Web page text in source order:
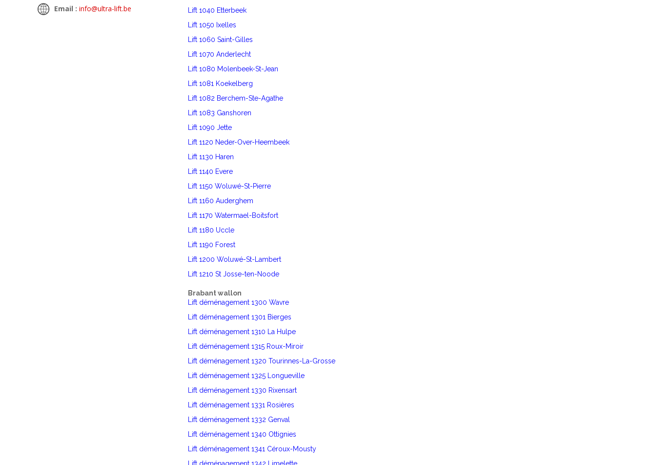
Lift 1040 Etterbeek
Lift 1050 Ixelles
Lift 1060 Saint-Gilles
Lift 1070 Anderlecht
Lift 1080 Molenbeek-St-Jean
Lift 1081 Koekelberg
Lift 1082 Berchem-Ste-Agathe
Lift 1083 Ganshoren
Lift 1090 Jette
Lift 1120 Neder-Over-Heembeek
Lift 1130 Haren
Lift 1140 Evere
Lift 1150 Woluwé-St-Pierre
Lift 1160 Auderghem
Lift 1170 Watermael-Boitsfort
Lift 1180 Uccle
Lift 1190 Forest
Lift 1200 Woluwé-St-Lambert
Lift 1210 St Josse-ten-Noode
Brabant wallon
Lift déménagement 1300 Wavre
Lift déménagement 1301 Bierges
Lift déménagement 1310 La Hulpe
Lift déménagement 1315 Roux-Miroir
Lift déménagement 1320 Tourinnes-La-Grosse
Lift déménagement 1325 Longueville
Lift déménagement 1330 Rixensart
Lift déménagement 1331 Rosières
Lift déménagement 1332 Genval
Lift déménagement 1340 Ottignies
Lift déménagement 1341 Céroux-Mousty
Lift déménagement 1342 Limelette
Email : info@ultra-lift.be